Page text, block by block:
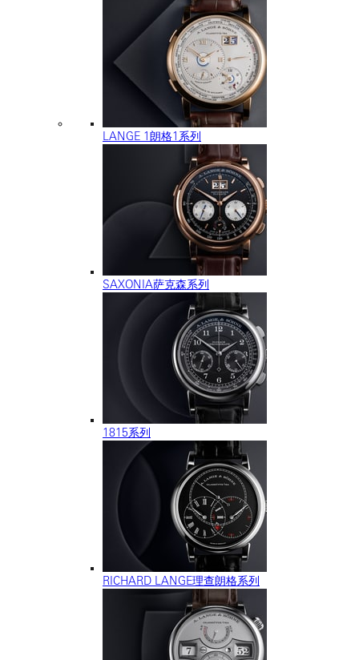
LANGE 1朗格1系列
SAXONIA萨克森系列
1815系列
RICHARD LANGE理查朗格系列